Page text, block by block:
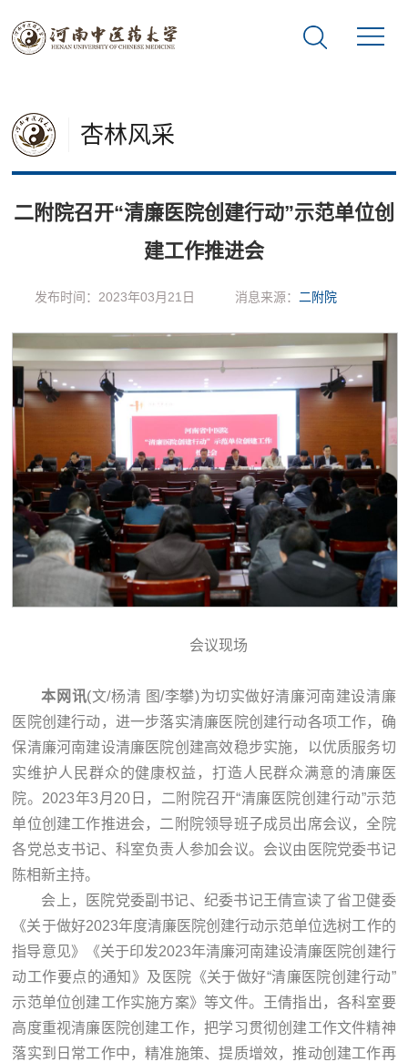
杏林风采
二附院召开“清廉医院创建行动”示范单位创
建工作推进会
发布时间：2023年03月21日 消息来源： 二附院
会议现场
本网讯(文/杨清 图/李攀)为切实做好清廉河南建设清廉
医院创建行动，进一步落实清廉医院创建行动各项工作，确
保清廉河南建设清廉医院创建高效稳步实施，以优质服务切
实维护人民群众的健康权益，打造人民群众满意的清廉医
院。2023年3月20日，二附院召开“清廉医院创建行动”示范
单位创建工作推进会，二附院领导班子成员出席会议，全院
各党总支书记、科室负责人参加会议。会议由医院党委书记
陈相新主持。
会上，医院党委副书记、纪委书记王倩宣读了省卫健委
《关于做好2023年度清廉医院创建行动示范单位选树工作的
指导意见》《关于印发2023年清廉河南建设清廉医院创建行
动工作要点的通知》及医院《关于做好“清廉医院创建行动”
示范单位创建工作实施方案》等文件。王倩指出，各科室要
高度重视清廉医院创建工作，把学习贯彻创建工作文件精神
落实到日常工作中，精准施策、提质增效，推动创建工作再